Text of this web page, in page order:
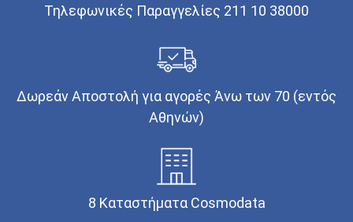
Τηλεφωνικές Παραγγελίες 211 10 38000
Δωρεάν Αποστολή για αγορές Άνω των 70 (εντός
Αθηνών)
8 Καταστήματα Cosmodata